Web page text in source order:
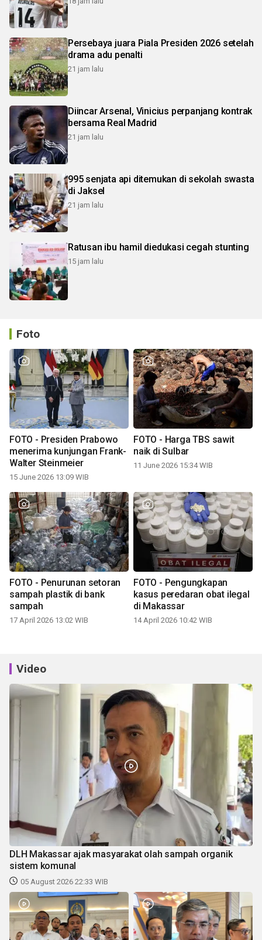
Persebaya juara Piala Presiden 2026 setelah
drama adu penalti
21 jam lalu
Diincar Arsenal, Vinicius perpanjang kontrak
bersama Real Madrid
21 jam lalu
995 senjata api ditemukan di sekolah swasta
di Jaksel
21 jam lalu
Ratusan ibu hamil diedukasi cegah stunting
15 jam lalu
Foto
FOTO - Presiden Prabowo
menerima kunjungan Frank-
Walter Steinmeier
15 June 2026 13:09 WIB
FOTO - Harga TBS sawit
naik di Sulbar
11 June 2026 15:34 WIB
FOTO - Penurunan setoran
sampah plastik di bank
sampah
17 April 2026 13:02 WIB
FOTO - Pengungkapan
kasus peredaran obat ilegal
di Makassar
14 April 2026 10:42 WIB
Video
DLH Makassar ajak masyarakat olah sampah organik
sistem komunal
05 August 2026 22:33 WIB